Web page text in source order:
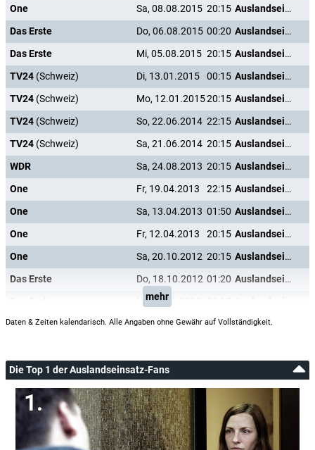
One
Sa, 08.08.2015 20:15
Auslandseinsatz
Das Erste
Do, 06.08.2015 00:20
Auslandseinsatz
Das Erste
Mi, 05.08.2015 20:15
Auslandseinsatz
TV24 (Schweiz) Di, 13.01.2015 00:15
Auslandseinsatz
TV24 (Schweiz) Mo, 12.01.201520:15
Auslandseinsatz
TV24 (Schweiz) So, 22.06.2014 22:15
Auslandseinsatz
TV24 (Schweiz) Sa, 21.06.2014 20:15
Auslandseinsatz
WDR
Sa, 24.08.2013 20:15
Auslandseinsatz
One
Fr, 19.04.2013 22:15
Auslandseinsatz
One
Sa, 13.04.2013 01:50
Auslandseinsatz
One
Fr, 12.04.2013 20:15
Auslandseinsatz
One
Sa, 20.10.2012 20:15
Auslandseinsatz
Das Erste
Do, 18.10.2012 01:20
Auslandseinsatz
Mi, 17.10.2012
mehr
Daten & Zeiten kalendarisch. Alle Angaben ohne Gewähr auf Vollständigkeit.
Die Top 1 der Auslandseinsatz-Fans